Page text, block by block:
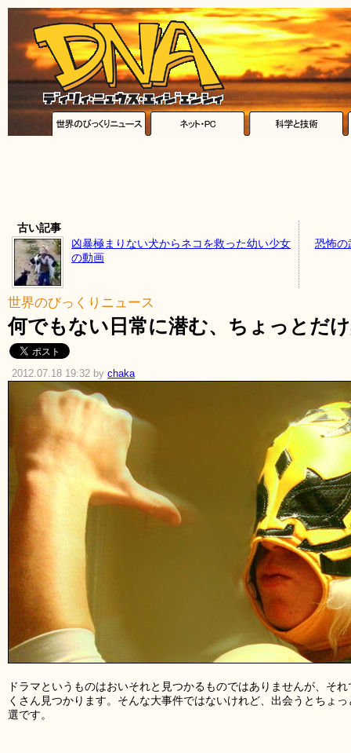
古い記事
凶暴極まりない犬からネコを救った幼い少女
の動画
恐怖の
世界のびっくりニュース
何でもない日常に潜む、ちょっとだ
2012.07.18 19:32 by chaka
ドラマというものはおいそれと見つかるものではありませんが、そ
くさん見つかります。そんな大事件ではないけれど、出会うとちょ
選です。